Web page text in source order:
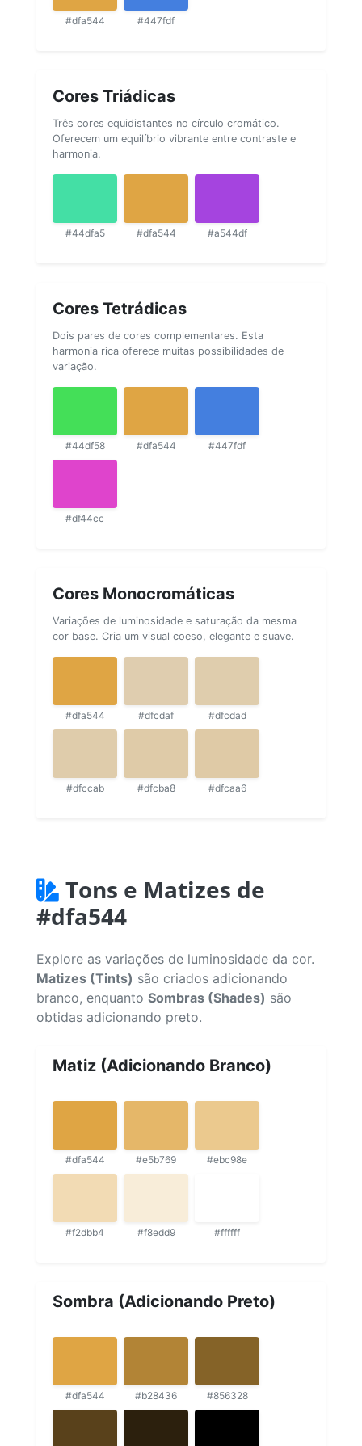
#dfa544 #447fdf
Cores Triádicas
Três cores equidistantes no círculo cromático.
Oferecem um equilíbrio vibrante entre contraste e
harmonia.
#44dfa5 #dfa544 #a544df
Cores Tetrádicas
Dois pares de cores complementares. Esta
harmonia rica oferece muitas possibilidades de
variação.
#44df58 #dfa544 #447fdf
#df44cc
Cores Monocromáticas
Variações de luminosidade e saturação da mesma
cor base. Cria um visual coeso, elegante e suave.
#dfa544 #dfcdaf #dfcdad
#dfccab #dfcba8 #dfcaa6
Tons e Matizes de
#dfa544
Explore as variações de luminosidade da cor.
Matizes (Tints) são criados adicionando
branco, enquanto Sombras (Shades) são
obtidas adicionando preto.
Matiz (Adicionando Branco)
#dfa544 #e5b769 #ebc98e
#f2dbb4 #f8edd9 #ffffff
Sombra (Adicionando Preto)
#dfa544 #b28436 #856328